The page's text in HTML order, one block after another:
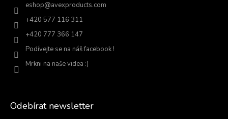
eshop@avexproducts.com
+420 577 116 311
+420 777 366 147
Podívejte se na náš facebook !
Mrkni na naše videa :)
Odebírat newsletter